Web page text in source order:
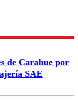
un
de Carahue por
SAE